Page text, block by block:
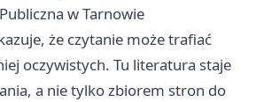
w Tarnowie
że czytanie może trafiać
oczywistych. Tu literatura staje
a nie tylko zbiorem stron do